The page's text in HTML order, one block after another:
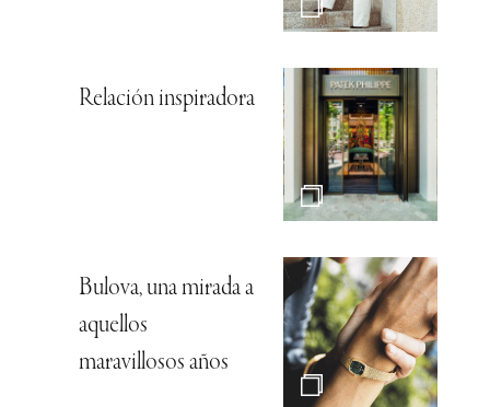
Relación inspiradora
Bulova, una mirada a
aquellos
maravillosos años